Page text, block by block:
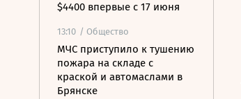
$4400 впервые с 17 июня
13:10 / Общество
МЧС приступило к тушению
пожара на складе с
краской и автомаслами в
Брянске